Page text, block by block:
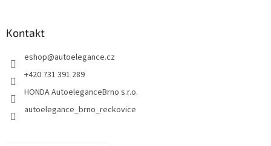
Kontakt
eshop@autoelegance.cz
+420 731 391 289
HONDA AutoeleganceBrno s.r.o.
autoelegance_brno_reckovice